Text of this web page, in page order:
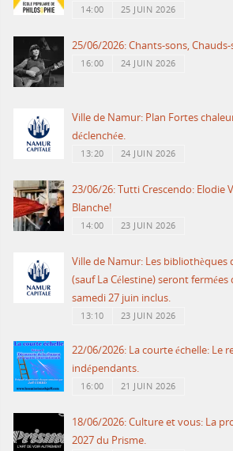
14:00 25 JUIN 2026
25/06/2026: Chants-sons,
16:00 24 JUIN 2026
Ville de Namur: Plan Fortes
déclenchée.
13:20 24 JUIN 2026
23/06/26: Tutti Crescendo: Elodie
Blanche!
14:00 23 JUIN 2026
Ville de Namur: Les bibliothèques
(sauf La Célestine) seront
samedi 27 juin inclus.
13:10 23 JUIN 2026
22/06/2026: La courte échelle: Le
indépendants.
16:00 21 JUIN 2026
18/06/2026: Culture et vous: La
2027 du Prisme.